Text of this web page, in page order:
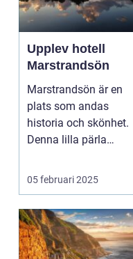
Upplev hotell
Marstrandsön
Marstrandsön är en
plats som andas
historia och skönhet.
Denna lilla pärla
05 februari 2025